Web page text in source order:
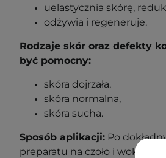
uelastycznia skórę,
odżywia i regeneruje.
Rodzaje skór oraz defekty
być pomocny:
skóra dojrzała,
skóra normalna,
skóra sucha.
Sposób aplikacji: Po
preparatu na czoło i wokół